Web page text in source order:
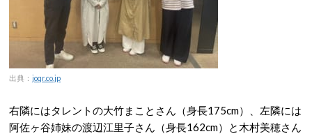
出典： joqr.co.jp
右隣にはタレントの大竹まことさん（身長175cm）、左隣には
阿佐ヶ谷姉妹の渡辺江里子さん（身長162cm）と木村美穂さん